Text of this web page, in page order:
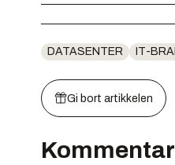
DATASENTER IT-
Gi bort artikkelen